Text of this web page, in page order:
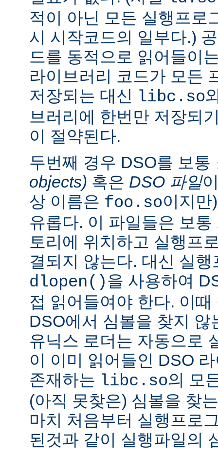
적이 아닌 모든 실행프로
시 시작코드의 일부다.)
드를 동적으로 읽어들이
라이브러리 코드가 모든
저장되는 대신
libc.so
브러리에 한번만 저장되
이 절약된다.
두번째 경우 DSO를 보통
objects) 혹은 DSO 파일
상 이름은 foo.so이지만
유롭다. 이 파일들은 보
토리에 위치하고 실행프
결되지 않는다. 대신 실
dlopen()을 사용하여
접 읽어들여야 한다. 이
DSO에서 심볼을 찾지 않
유닉스 로더는 자동으로
이 이미 읽어들인 DSO
존재하는 libc.so의 모
(아직 못찾은) 심볼을 찾
마치 처음부터 실행프로
된것과 같이 실행파일의